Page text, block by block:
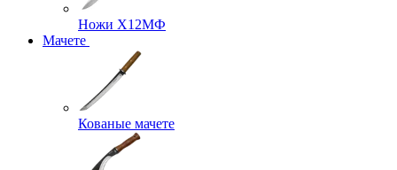
Ножи Х12МФ
Мачете
Кованые мачете